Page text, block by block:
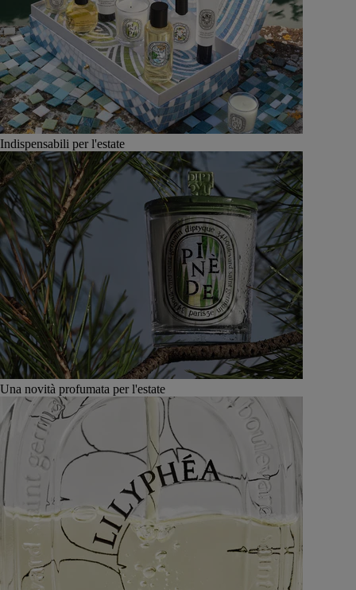
Indispensabili per l'estate
Una novità profumata per l'estate